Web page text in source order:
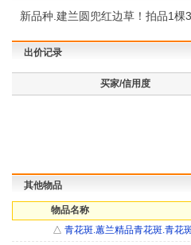
新品种.建兰圆兜红边草！拍品1
出价记录
买家/信用度
其他物品
物品名称
△ 青花斑.蕙兰精品青花斑.青花